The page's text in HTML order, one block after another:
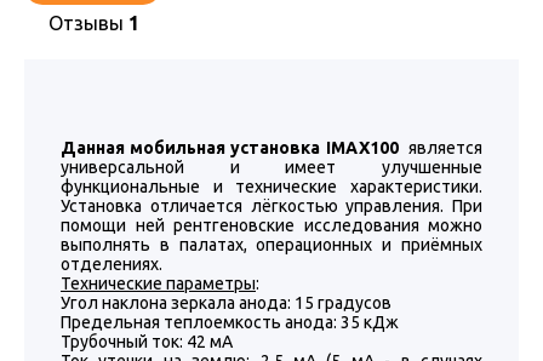
Отзывы 1
Данная мобильная установка IMAX100является
универсальной и имеет улучшенные
функциональные и технические характеристики.
Установка отличается лёгкостью управления. При
помощи ней рентгеновские исследования можно
выполнять в палатах, операционных и приёмных
отделениях.
Технические параметры:
Угол наклона зеркала анода: 15 градусов
Предельная теплоемкость анода: 35 кДж
Трубочный ток: 42 мА